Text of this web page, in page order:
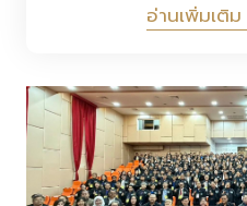
อ่านเพิ่มเติม